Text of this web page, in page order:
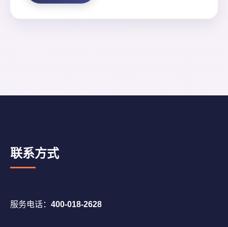
联系方式
服务电话： 400-018-2628